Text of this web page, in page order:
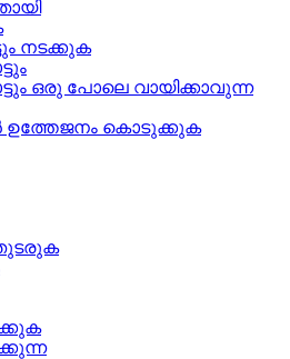
നടക്കുക
ഒരു പോലെ വായിക്കാവുന്ന
ഉത്തേജനം കൊടുക്കുക
തുടരുക